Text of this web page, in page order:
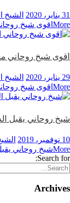
31 يناير، 2020 الشيخ
More اقوى شيخ
اقوى شيخ روحاني
29 يناير، 2020 الشيخ
More اقوى شيخ
شيخ روحاني يقبل
10 نوفمبر، 2019
Moreشيخ روحاني
Search for:
Archives